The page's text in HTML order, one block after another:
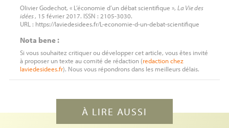
Olivier Godechot, « L’économie d’un débat scientifique », La Vie des
idées, 15 février 2017. ISSN : 2105-3030.
URL : https://laviedesidees.fr/L-economie-d-un-debat-scientifique
Nota bene :
Si vous souhaitez critiquer ou développer cet article, vous êtes invité
à proposer un texte au comité de rédaction (redactionchez
laviedesidees.fr). Nous vous répondrons dans les meilleurs délais.
À LIRE AUSSI